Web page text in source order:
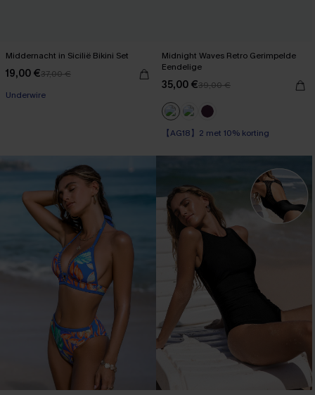
Middernacht in Sicilië Bikini Set
19,00 €37,00 €
Underwire
Midnight Waves Retro Gerimpelde
Eendelige
35,00 €39,00 €
【AG18】2 met 10% korting
Op voorraad